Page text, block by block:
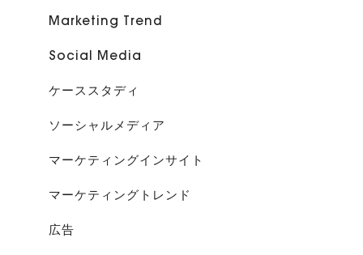
Marketing Trend
Social Media
ケーススタディ
ソーシャルメディア
マーケティングインサイト
マーケティングトレンド
広告